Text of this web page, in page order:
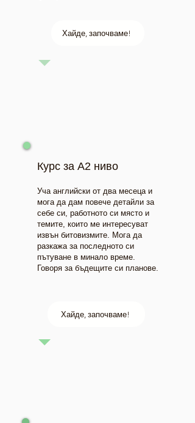
Хайде, започваме!
Курс за A2 ниво
Уча английски от два месеца и
мога да дам повече детайли за
себе си, работното си място и
темите, които ме интересуват
извън битовизмите. Мога да
разкажа за последното си
пътуване в минало време.
Говоря за бъдещите си планове.
Хайде, започваме!